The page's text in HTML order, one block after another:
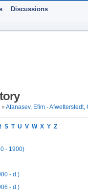
Discussions
» Afanasev, Efim -
S T U V W X Y Z
- 1900)
- d.)
- d.)